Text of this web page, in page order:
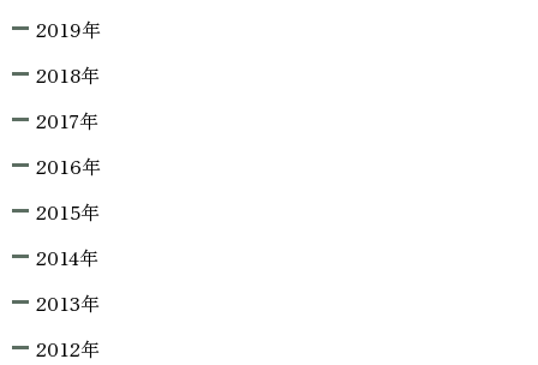
2019年
2018年
2017年
2016年
2015年
2014年
2013年
2012年